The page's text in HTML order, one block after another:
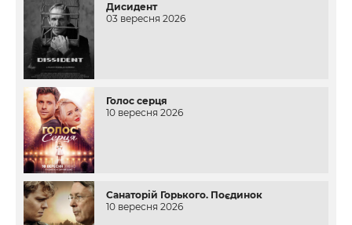
Дисидент
03 вересня 2026
Голос серця
10 вересня 2026
Санаторій Горького. Поєдинок
10 вересня 2026